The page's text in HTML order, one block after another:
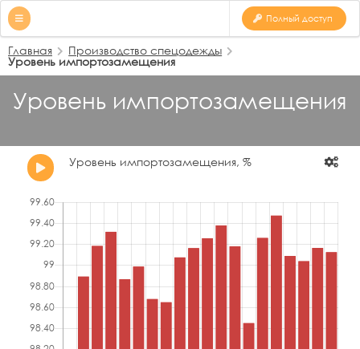
Полный доступ
Главная Производство спецодежды
Уровень импортозамещения
Уровень импортозамещения
Уровень импортозамещения, %